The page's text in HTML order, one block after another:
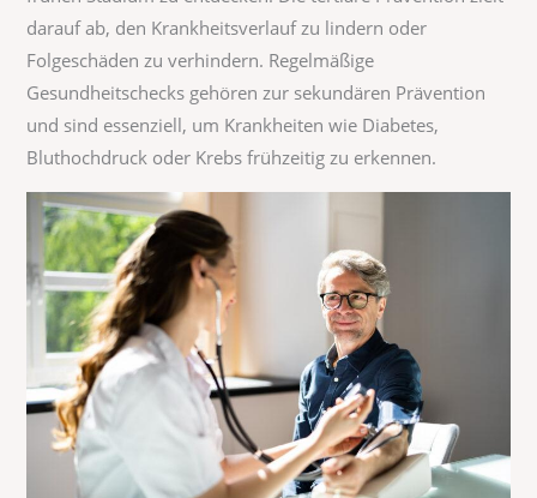
darauf ab, den Krankheitsverlauf zu lindern oder
Folgeschäden zu verhindern. Regelmäßige
Gesundheitschecks gehören zur sekundären Prävention
und sind essenziell, um Krankheiten wie Diabetes,
Bluthochdruck oder Krebs frühzeitig zu erkennen.